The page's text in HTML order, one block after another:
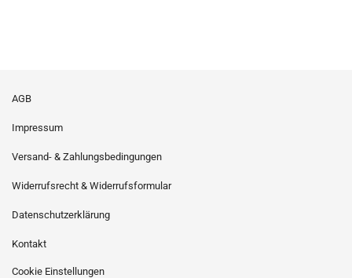
AGB
Impressum
Versand- & Zahlungsbedingungen
Widerrufsrecht & Widerrufsformular
Datenschutzerklärung
Kontakt
Cookie Einstellungen